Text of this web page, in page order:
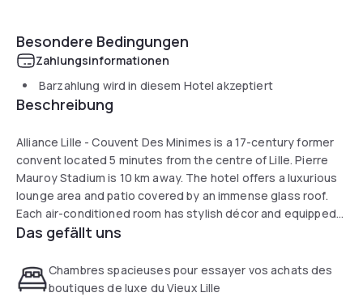
Besondere Bedingungen
Zahlungsinformationen
Barzahlung wird in diesem Hotel akzeptiert
Beschreibung
Alliance Lille - Couvent Des Minimes is a 17-century former
convent located 5 minutes from the centre of Lille. Pierre
Mauroy Stadium is 10 km away. The hotel offers a luxurious
lounge area and patio covered by an immense glass roof.
Each air-conditioned room has stylish décor and equipped
Canal+ satellite TV and a minibar. They also have a marble
Le Jardin du Cloître restaurant serves a buffet breakfast
daily and local cuisine based on fresh market products.
Das gefällt uns
Chambres spacieuses pour essayer vos achats des
boutiques de luxe du Vieux Lille